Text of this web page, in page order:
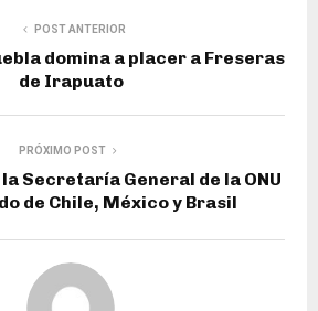
POST ANTERIOR
domina a placer a Freseras
de Irapuato
PRÓXIMO POST
Secretaría General de la ONU
de Chile, México y Brasil